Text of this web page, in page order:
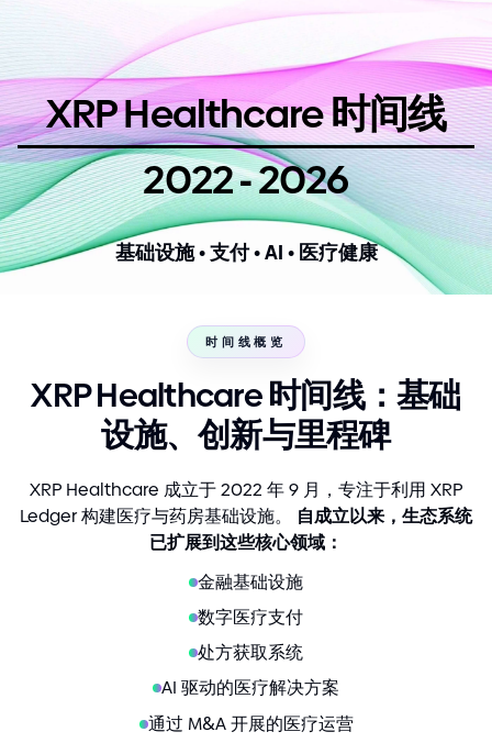
XRP Healthcare 时间线
2022-2026
基础设施 • 支付 • AI • 医疗健康
时间线概览
XRP Healthcare 时间线：基础
设施、创新与里程碑
XRP Healthcare 成立于 2022 年 9 月，专注于利用 XRP
Ledger 构建医疗与药房基础设施。
自成立以来，生态系统
已扩展到这些核心领域：
金融基础设施
数字医疗支付
处方获取系统
AI 驱动的医疗解决方案
通过 M&A 开展的医疗运营